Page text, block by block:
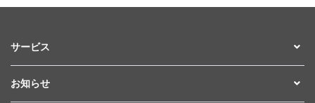
サービス
お知らせ